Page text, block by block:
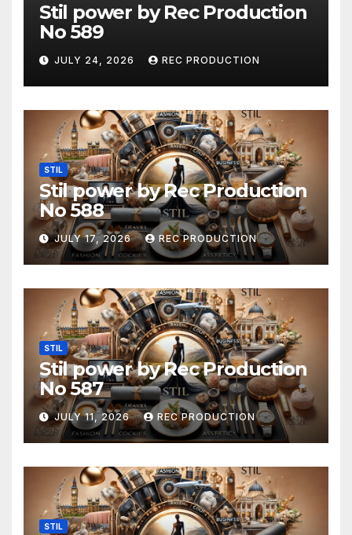
Stil power by Rec Production
No 589
JULY 24, 2026 REC PRODUCTION
STIL
Stil power by Rec Production
No 588
JULY 17, 2026 REC PRODUCTION
STIL
Stil power by Rec Production
No 587
JULY 11, 2026 REC PRODUCTION
STIL